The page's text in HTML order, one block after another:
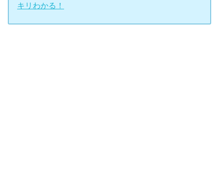
キリわかる！